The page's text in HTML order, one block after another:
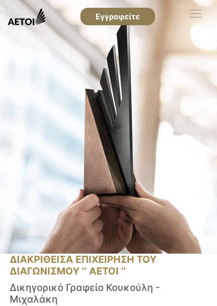
Εγγραφείτε
ΔΙΑΚΡΙΘΕΙΣΑ ΕΠΙΧΕΙΡΗΣΗ ΤΟΥ
ΔΙΑΓΩΝΙΣΜΟΥ ‘’ ΑΕΤΟΙ ‘’
Δικηγορικό Γραφείο Κουκούλη -
Μιχαλάκη